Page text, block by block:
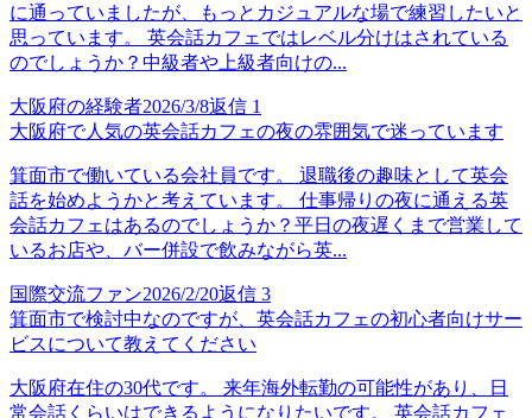
に通っていましたが、もっとカジュアルな場で練習したいと
思っています。 英会話カフェではレベル分けはされている
のでしょうか？中級者や上級者向けの...
大阪府の経験者2026/3/8返信 1
大阪府で人気の英会話カフェの夜の雰囲気で迷っています
箕面市で働いている会社員です。 退職後の趣味として英会
話を始めようかと考えています。 仕事帰りの夜に通える英
会話カフェはあるのでしょうか？平日の夜遅くまで営業して
いるお店や、バー併設で飲みながら英...
国際交流ファン2026/2/20返信 3
箕面市で検討中なのですが、英会話カフェの初心者向けサー
ビスについて教えてください
大阪府在住の30代です。 来年海外転勤の可能性があり、日
常会話くらいはできるようになりたいです。 英会話カフェ